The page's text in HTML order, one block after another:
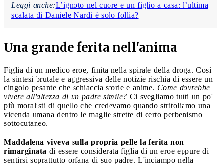
Leggi anche:L’ignoto nel cuore e un figlio a casa: l’ultima
scalata di Daniele Nardi è solo follia?
Una grande ferita nell'anima
Figlia di un medico eroe, finita nella spirale della droga. Così
la sintesi brutale e aggressiva delle notizie rischia di essere un
cingolo pesante che schiaccia storie e anime. Come dovrebbe
vivere all'altezza di un padre simile? Ci svegliamo tutti un po'
più moralisti di quello che credevamo quando stritoliamo una
vicenda umana dentro le maglie strette di certo perbenismo
sottocutaneo.
Maddalena viveva sulla propria pelle la ferita non
rimarginata di essere considerata figlia di un eroe eppure di
sentirsi soprattutto orfana di suo padre. L'inciampo nella